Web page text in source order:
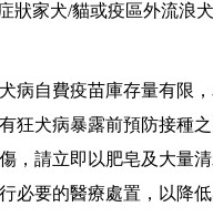
狀家犬/貓或疫區外流浪
病自費疫苗庫存量有限
狂犬病暴露前預防接種
，請立即以肥皂及大量
必要的醫療處置，以降低